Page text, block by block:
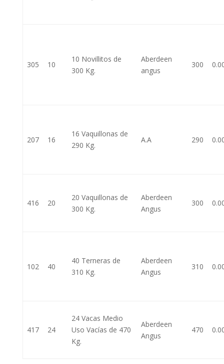
305 10
10 Novillitos de
300 Kg.
Aberdeen
angus
300
207 16
16 Vaquillonas de
290 Kg.
A.A 290
416 20
20 Vaquillonas de
300 Kg.
Aberdeen
Angus
300
102 40
40 Terneras de
310 Kg.
Aberdeen
Angus
310
417 24
24 Vacas Medio
Uso Vacías de 470
Kg.
Aberdeen
Angus
470